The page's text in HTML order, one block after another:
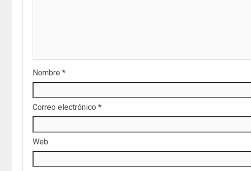
Nombre *
Correo electrónico *
Web